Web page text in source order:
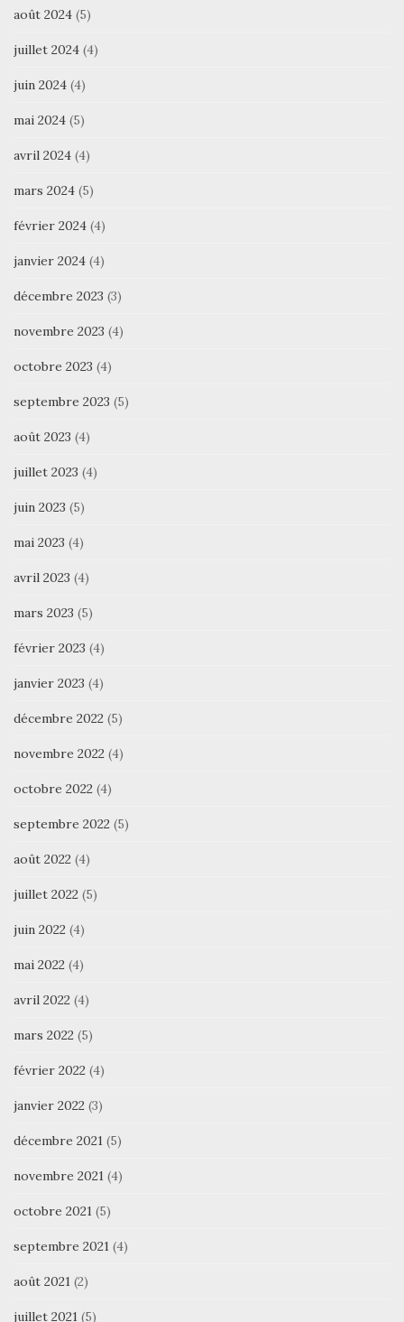
août 2024 (5)
juillet 2024 (4)
juin 2024 (4)
mai 2024 (5)
avril 2024 (4)
mars 2024 (5)
février 2024 (4)
janvier 2024 (4)
décembre 2023 (3)
novembre 2023 (4)
octobre 2023 (4)
septembre 2023 (5)
août 2023 (4)
juillet 2023 (4)
juin 2023 (5)
mai 2023 (4)
avril 2023 (4)
mars 2023 (5)
février 2023 (4)
janvier 2023 (4)
décembre 2022 (5)
novembre 2022 (4)
octobre 2022 (4)
septembre 2022 (5)
août 2022 (4)
juillet 2022 (5)
juin 2022 (4)
mai 2022 (4)
avril 2022 (4)
mars 2022 (5)
février 2022 (4)
janvier 2022 (3)
décembre 2021 (5)
novembre 2021 (4)
octobre 2021 (5)
septembre 2021 (4)
août 2021 (2)
juillet 2021 (5)